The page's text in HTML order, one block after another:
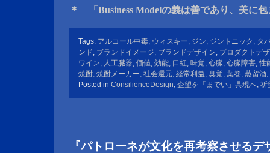
＊ 「Business Modelの義は善であり、美に
Tags: アルコール中毒, ウィスキー, ジン, ジントニック , タ
ンド, ブランドイメージ, ブランドデザイン, プロダクトデ
ワイン, 人工臓器, 価値, 効能, 口紅, 味覚, 心臓, 心臓障害,性
焼酎, 焼酎メーカー, 社会還元, 経常利益, 臭覚, 葉巻, 蒸留酒,
Posted in ConsilienceDesign, 企望を「までい」具現へ, 祈
『パトローネが文化を再考察させるデ